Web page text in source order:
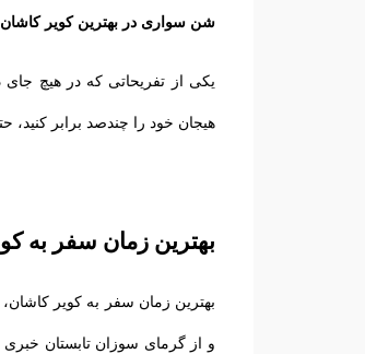
شن سواری در بهترین کویر کاشان
یکی از تفریحاتی که در هیچ
هیجان خود را چندصد برابر کنید،
بهترین زمان سفر به
بهترین زمان سفر به کویر
و از گرمای سوزان تابستان